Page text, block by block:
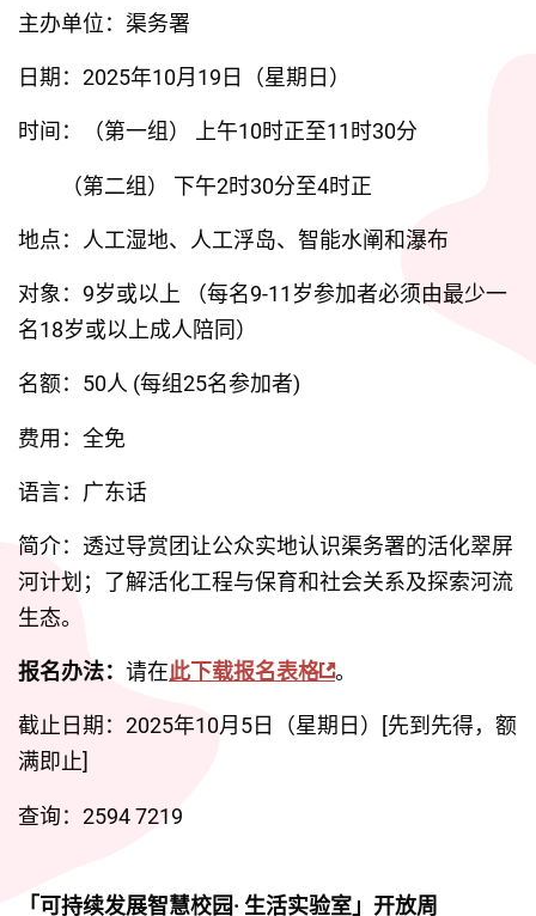
主办单位：渠务署
日期：2025年10月19日（星期日）
时间：（第一组） 上午10时正至11时30分
         （第二组） 下午2时30分至4时正
地点：人工湿地、人工浮岛、智能水阐和瀑布
对象：9岁或以上 （每名9-11岁参加者必须由最少一
名18岁或以上成人陪同）
名额：50人 (每组25名参加者)
费用：全免
语言：广东话
简介：透过导赏团让公众实地认识渠务署的活化翠屏
河计划；了解活化工程与保育和社会关系及探索河流
生态。
报名办法： 请在此下载报名表格 。
截止日期：2025年10月5日（星期日）[先到先得，额
满即止]
查询：2594 7219
「可持续发展智慧校园· 生活实验室」开放周